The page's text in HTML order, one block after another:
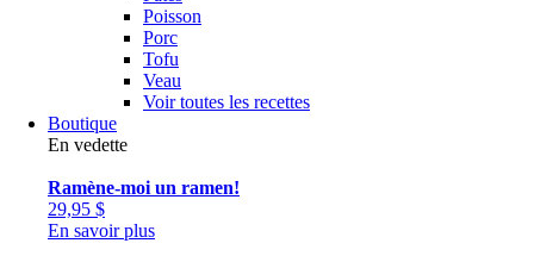
Poisson
Porc
Tofu
Veau
Voir toutes les recettes
Boutique
En vedette
Ramène-moi un ramen!
29,95 $
En savoir plus